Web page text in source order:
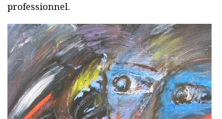
professionnel.